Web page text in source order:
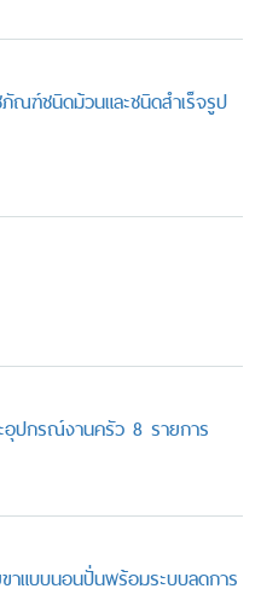
ณฑ์ชนิดม้วนและชนิดสำเร็จรูป
อุปกรณ์งานครัว 8 รายการ
าแบบนอนปั่นพร้อมระบบลดการ